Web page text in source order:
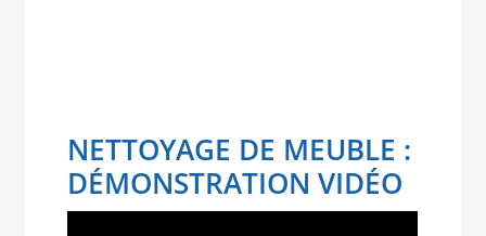
NETTOYAGE DE MEUBLE :
DÉMONSTRATION VIDÉO